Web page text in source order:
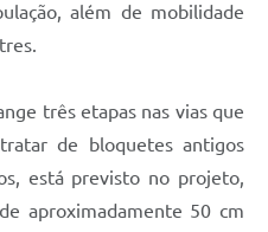
além de mobilidade
três etapas nas vias que
de bloquetes antigos
está previsto no projeto,
aproximadamente 50 cm